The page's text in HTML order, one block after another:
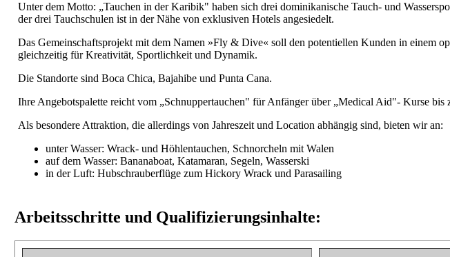
Unter dem Motto: „Tauchen in der Karibik" haben sich drei dominikanische Tauch- und
der drei Tauchschulen ist in der Nähe von exklusiven Hotels angesiedelt.
Das Gemeinschaftsprojekt mit dem Namen »Fly & Dive« soll den potentiellen Kunden in einem
gleichzeitig für Kreativität, Sportlichkeit und Dynamik.
Die Standorte sind Boca Chica, Bajahibe und Punta Cana.
Ihre Angebotspalette reicht vom „Schnuppertauchen" für Anfänger über „Medical Aid"- Kurse bis
Als besondere Attraktion, die allerdings von Jahreszeit und Location abhängig sind, bieten wir an:
unter Wasser: Wrack- und Höhlentauchen, Schnorcheln mit Walen
auf dem Wasser: Bananaboat, Katamaran, Segeln, Wasserski
in der Luft: Hubschrauberflüge zum Hickory Wrack und Parasailing
Arbeitsschritte und Qualifizierungsinhalte: